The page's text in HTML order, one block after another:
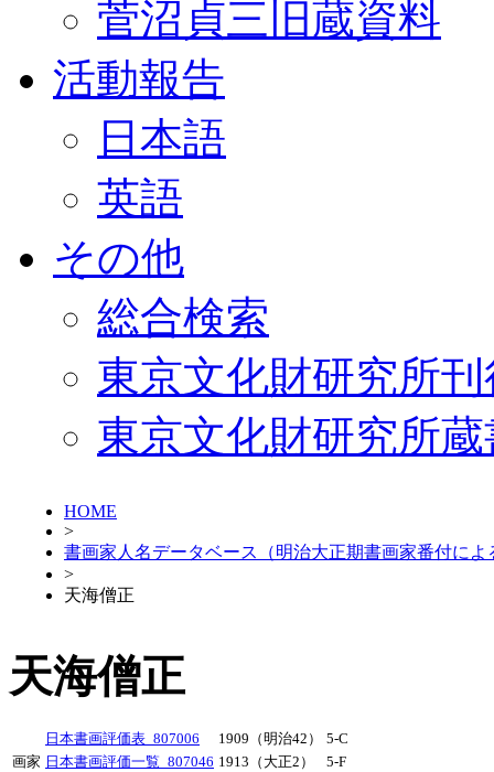
菅沼貞三旧蔵資料
活動報告
日本語
英語
その他
総合検索
東京文化財研究所
東京文化財研究所
HOME
>
書画家人名データベース（明治大正期書画家番付によ
>
天海僧正
天海僧正
日本書画評価表_807006 1909（明治42）
5-C
画家 日本書画評価一覧_807046 1913（大正2） 5-F